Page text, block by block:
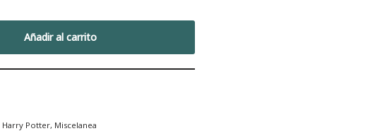
Añadir al carrito
Harry Potter, Miscelanea